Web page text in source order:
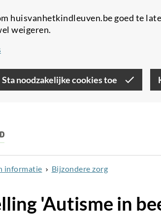
huisvanhetkindleuven.be goed te
weigeren.
Sta noodzakelijke cookies toe
informatie Bijzondere zorg
'Autisme in